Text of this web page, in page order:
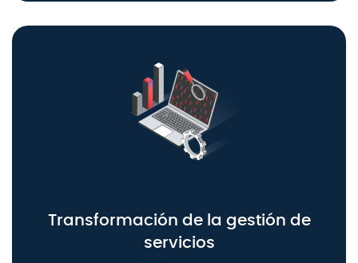
Transformación de la gestión de
servicios